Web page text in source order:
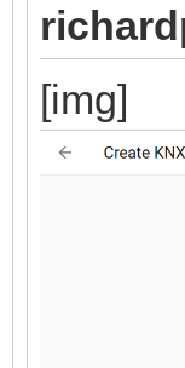
[img]